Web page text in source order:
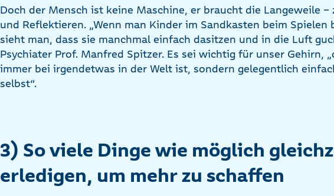
Doch der Mensch ist keine Maschine, er braucht die Langeweile –
und Reflektieren. „Wenn man Kinder im Sandkasten beim Spielen
sieht man, dass sie manchmal einfach dasitzen und in die Luft
Psychiater Prof. Manfred Spitzer. Es sei wichtig für unser Gehirn,
immer bei irgendetwas in der Welt ist, sondern gelegentlich
selbst“.
3) So viele Dinge wie möglich
erledigen, um mehr zu schaffen